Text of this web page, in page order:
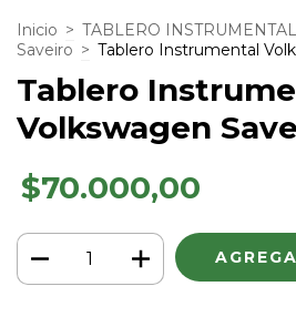
Inicio > TABLERO INSTRUMENTAL
Saveiro > Tablero Instrumental
Tablero
Volkswagen
$70.000,00